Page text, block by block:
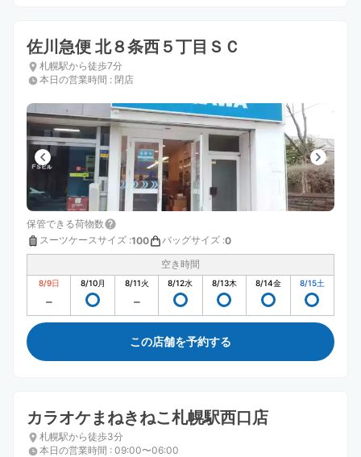
佐川急便 北８条西５丁目ＳＣ
札幌駅から徒歩7分
本日の営業時間 : 閉店
保管できる荷物数
スーツケースサイズ :100 バッグサイズ :0
空き時間
8/9日 8/10月 8/11火 8/12水 8/13木 8/14金 8/15土
この店舗を予約する
カラオケまねきねこ札幌駅西口店
札幌駅から徒歩3分
本日の営業時間 : 09:00〜06:00